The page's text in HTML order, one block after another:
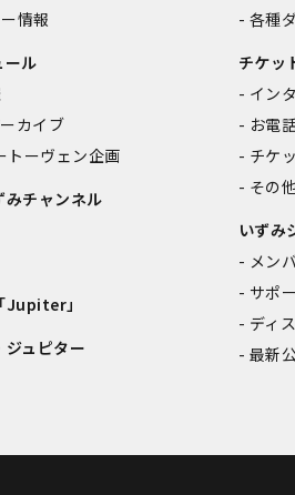
情報
ール
カイブ
トーヴェン企画
みチャンネル
Jupiter」
ジュピター
各種
チケッ
イン
お電
チケ
その
いずみ
メン
サポ
ディ
最新